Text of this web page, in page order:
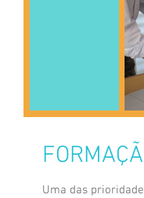
Uma das